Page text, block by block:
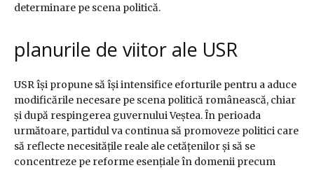
determinare pe scena politică.
planurile de viitor ale USR
USR își propune să își intensifice eforturile pentru a aduce
modificările necesare pe scena politică românească, chiar
și după respingerea guvernului Veștea. În perioada
următoare, partidul va continua să promoveze politici care
să reflecte necesitățile reale ale cetățenilor și să se
concentreze pe reforme esențiale în domenii precum